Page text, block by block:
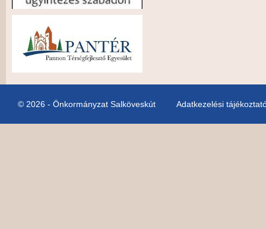
© 2026 - Önkormányzat Salköveskút Adatkezelési